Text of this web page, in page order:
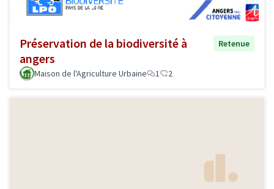
Préservation de la biodiversité à
angers
Retenue
Maison de l'Agriculture Urbaine 1 2